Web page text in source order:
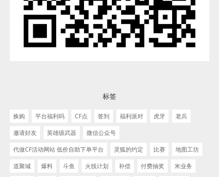
标签
换购 平台福利码 CF点 签到 福利派对 虎牙
老兵
邀请好友
英雄级武器
微信公众号
代做CF活动网站 低价自助下单平台
灵狐的约定 比赛
地图工坊
道聚城
爆料 斗鱼 火线计划 补偿 付费抽奖 米业务